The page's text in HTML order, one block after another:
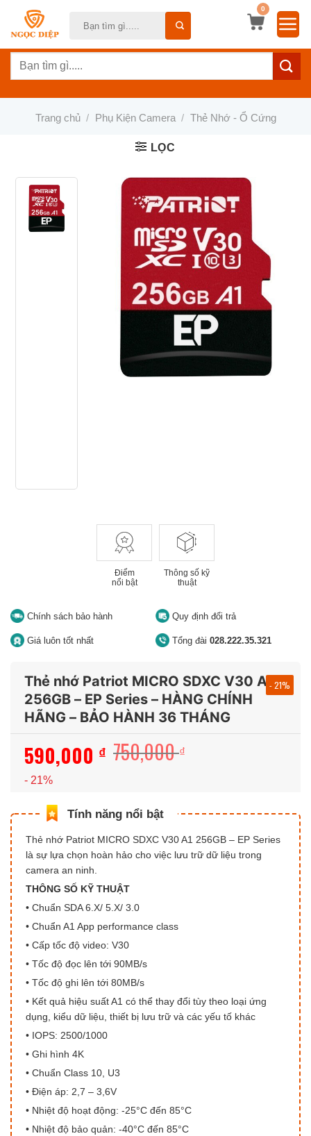
dung
0
Tìm
Trang chủ / Phụ Kiện Camera / Thẻ Nhớ - Ổ Cứng
LỌC
Điểm
nổi bật
Thông số kỹ
thuật
Chính sách bảo hành Quy định đổi trả
Giá luôn tốt nhất Tổng đài 028.222.35.321
Thẻ nhớ Patriot MICRO SDXC V30 A1
256GB – EP Series – HÀNG CHÍNH
HÃNG – BẢO HÀNH 36 THÁNG
750,000₫
590,000 ₫
590,000 ₫.
- 21%
- 21%
Thẻ nhớ Patriot MICRO SDXC V30 A1 256GB – EP Series
là sự lựa chọn hoàn hảo cho việc lưu trữ dữ liệu trong
camera an ninh.
THÔNG SỐ KỸ THUẬT
• Chuẩn SDA 6.X/ 5.X/ 3.0
• Chuẩn A1 App performance class
• Cấp tốc độ video: V30
• Tốc độ đọc lên tới 90MB/s
• Tốc độ ghi lên tới 80MB/s
• Kết quả hiệu suất A1 có thể thay đổi tùy theo loại ứng
dụng, kiểu dữ liệu, thiết bị lưu trữ và các yếu tố khác
• IOPS: 2500/1000
• Ghi hình 4K
• Chuẩn Class 10, U3
• Điện áp: 2,7 – 3,6V
• Nhiệt độ hoạt động: -25°C đến 85°C
• Nhiệt độ bảo quản: -40°C đến 85°C